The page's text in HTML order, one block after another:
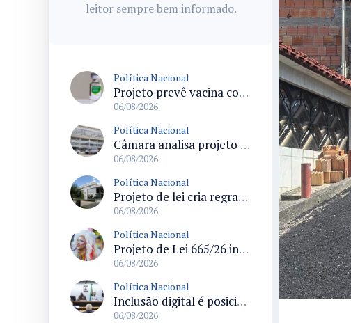
leitor sempre bem informado.
Política Nacional
Projeto prevê vacina contra HPV obrigatória e testes moleculares para rastreamento do câncer do colo do útero
06/08/2026
Política Nacional
Câmara analisa projeto que cria Política Nacional de Qualificação e Valorização da Preceptoria na Residência Médica
06/08/2026
Política Nacional
Projeto de lei cria regras para punir litigância abusiva reversa e integrar sistemas do Judiciário
06/08/2026
Política Nacional
Projeto de Lei 665/26 institui política nacional para prevenção ao transfeminicídio e prevê medidas de proteção e reparação
06/08/2026
Política Nacional
Inclusão digital é posicionada como pilar essencial da reurbanização de favelas e periferias
06/08/2026